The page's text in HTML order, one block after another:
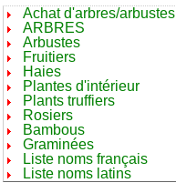
Achat d'arbres/arbustes
ARBRES
Arbustes
Fruitiers
Haies
Plantes d'intérieur
Plants truffiers
Rosiers
Bambous
Graminées
Liste noms français
Liste noms latins